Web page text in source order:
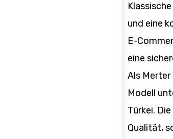
und eine
E-
eine
Als
Modell
Türkei.
Qualität,